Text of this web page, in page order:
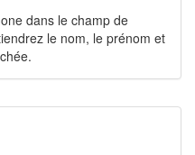
dans le champ de
le nom, le prénom et